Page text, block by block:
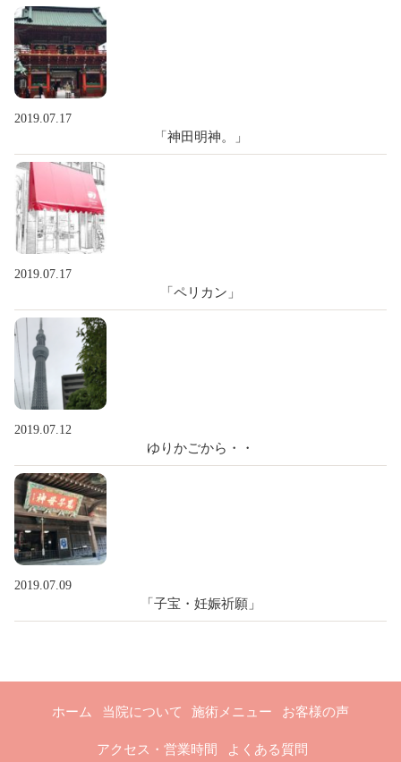
2019.07.17
「神田明神。」
2019.07.17
「ペリカン」
2019.07.12
ゆりかごから・・
2019.07.09
「子宝・妊娠祈願」
ホーム 当院について 施術メニュー お客様の声
アクセス・営業時間 よくある質問